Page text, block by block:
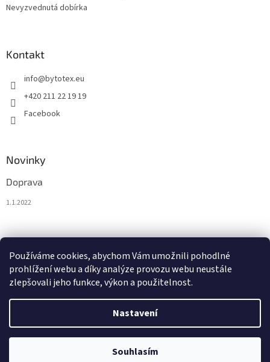
Používáme cookies, abychom Vám umožnili pohodlné
prohlížení webu a díky analýze provozu webu neustále
zlepšovali jeho funkce, výkon a použitelnost.
Nastavení
Souhlasím
Nevyzvednutá dobírka
Kontakt
info@bytotex.eu
+420 211 22 19 19
Facebook
Novinky
Doprava
1.1.2022
0KS /0 €
Vytvořil Shoptet
BytoTex.eu. Všechna práva vyhrazena.